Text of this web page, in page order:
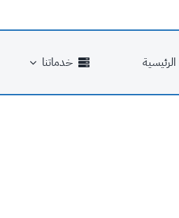
الرئيسية خدماتنا